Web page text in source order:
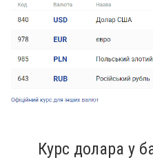
Курс долара у